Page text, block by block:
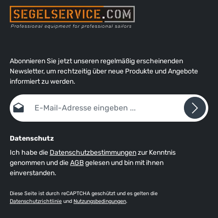
Abonnieren Sie jetzt unseren regelmäßig erscheinenden
Newsletter, um rechtzeitig über neue Produkte und Angebote
informiert zu werden.
E-Mail-Adresse*
Datenschutz
Ich habe die Datenschutzbestimmungenzur Kenntnis
genommen und dieAGBgelesen und bin mit ihnen
einverstanden.
Diese Seite ist durch reCAPTCHA geschützt und es gelten die
Datenschutzrichtlinie und Nutzungsbedingungen.